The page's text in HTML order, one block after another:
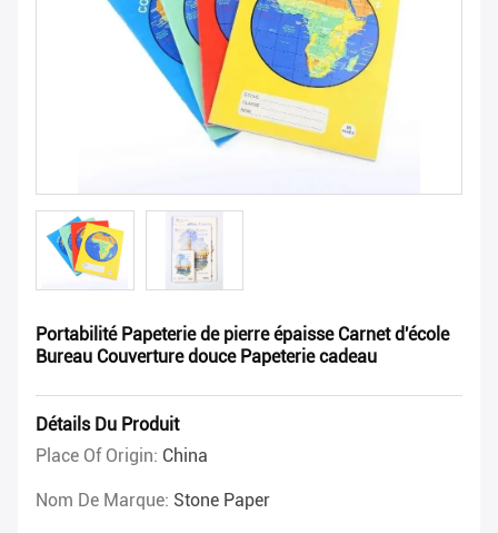
Portabilité Papeterie de pierre épaisse Carnet d'école
Bureau Couverture douce Papeterie cadeau
Détails Du Produit
Place Of Origin: China
Nom De Marque: Stone Paper